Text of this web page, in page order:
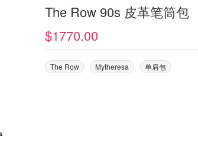
The Row 90s 皮革笔筒包
$1770.00
The Row Mytheresa 单肩包